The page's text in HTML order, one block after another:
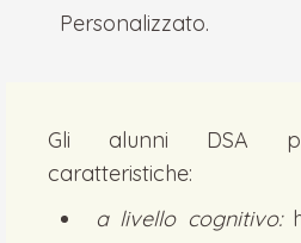
Personalizzato.
Gli alunni DSA
caratteristiche:
a livello cognitivo: